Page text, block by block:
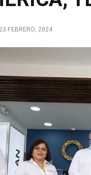
23 FEBRERO, 2024